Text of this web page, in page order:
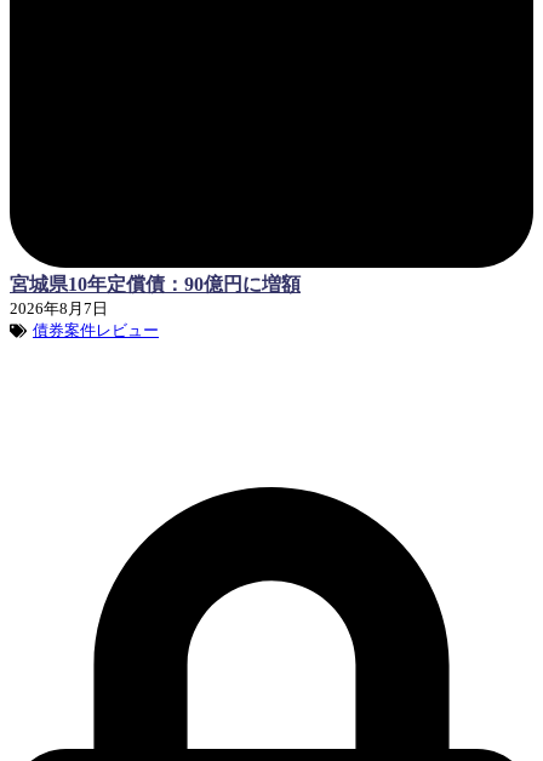
宮城県10年定償債：90億円に増額
2026年8月7日
債券案件レビュー